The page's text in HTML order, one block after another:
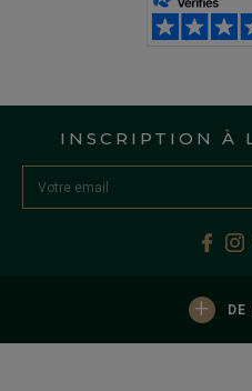
INSCRIPTION À
+ DE